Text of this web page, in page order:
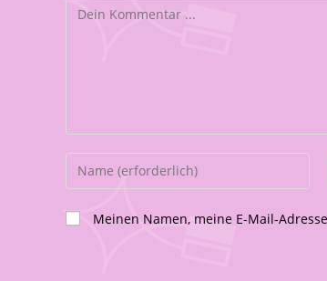
Meinen Namen, meine E-Mail-